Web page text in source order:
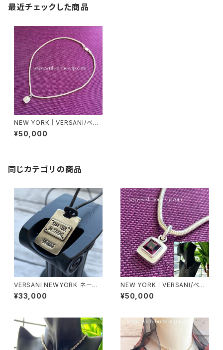
最近チェックした商品
NEW YORK｜VERSANI/ベル
サーニ｜シルバー925＆ジェム
ストーン ペンダント・ネックレス
¥50,000
同じカテゴリの商品
VERSANI NEWYORK ネーム
プレート チョーカー SILVER92
5 ペンダント【Stay Cool Be S
¥33,000
NEW YORK｜VERSANI/ベル
サーニ｜シルバー925＆ジェム
ストーン ペンダント・ネックレス
¥50,000